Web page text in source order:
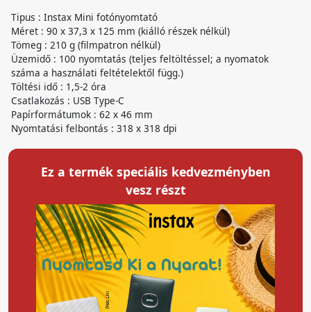
Tipus : Instax Mini fotónyomtató
Méret : 90 x 37,3 x 125 mm (kiálló részek nélkül)
Tömeg : 210 g (filmpatron nélkül)
Üzemidő : 100 nyomtatás (teljes feltöltéssel; a nyomatok
száma a használati feltételektől függ.)
Töltési idő : 1,5-2 óra
Csatlakozás : USB Type-C
Papírformátumok : 62 x 46 mm
Nyomtatási felbontás : 318 x 318 dpi
Ez a termék speciális kedvezményben
vesz részt